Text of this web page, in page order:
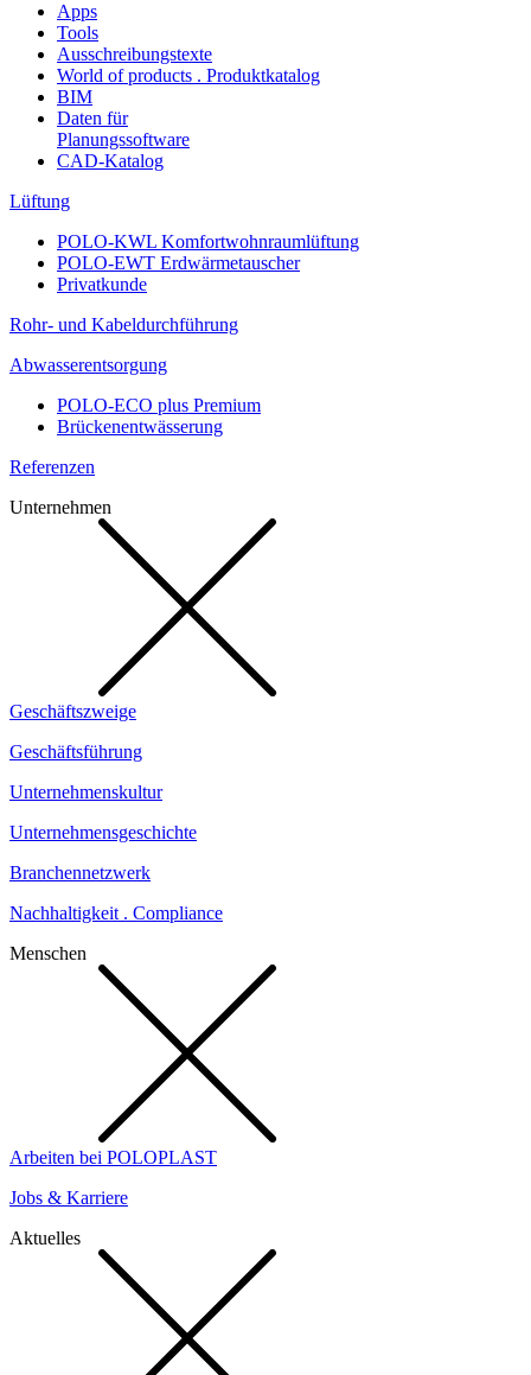
Apps
Tools
Ausschreibungstexte
World of products . Produktkatalog
BIM
Daten für
Planungssoftware
CAD-Katalog
Lüftung
POLO-KWL Komfortwohnraumlüftung
POLO-EWT Erdwärmetauscher
Privatkunde
Rohr- und Kabeldurchführung
Abwasserentsorgung
POLO-ECO plus Premium
Brückenentwässerung
Referenzen
Unternehmen
Geschäftszweige
Geschäftsführung
Unternehmenskultur
Unternehmensgeschichte
Branchennetzwerk
Nachhaltigkeit . Compliance
Menschen
Arbeiten bei POLOPLAST
Jobs & Karriere
Aktuelles